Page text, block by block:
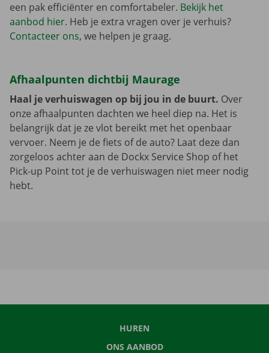
een pak efficiënter en comfortabeler. Bekijk het
aanbod hier. Heb je extra vragen over je verhuis?
Contacteer ons, we helpen je graag.
Afhaalpunten dichtbij Maurage
Haal je verhuiswagen op bij jou in de buurt. Over
onze afhaalpunten dachten we heel diep na. Het is
belangrijk dat je ze vlot bereikt met het openbaar
vervoer. Neem je de fiets of de auto? Laat deze dan
zorgeloos achter aan de Dockx Service Shop of het
Pick-up Point tot je de verhuiswagen niet meer nodig
hebt.
HUREN
ONS AANBOD